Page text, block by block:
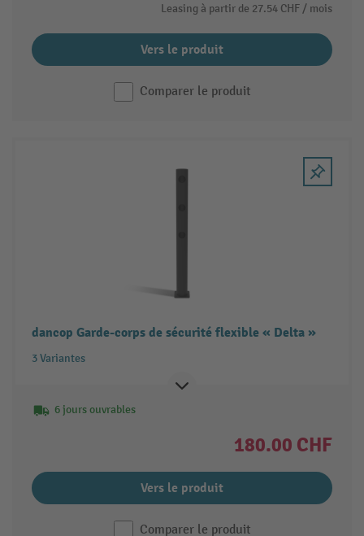
Leasing à partir de 27.54 CHF / mois
Vers le produit
Comparer le produit
dancop Garde-corps de sécurité flexible « Delta »
3 Variantes
6 jours ouvrables
180.00 CHF
Vers le produit
Comparer le produit